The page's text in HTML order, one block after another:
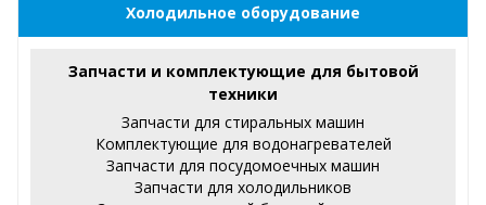
Холодильное оборудование
Запчасти и комплектующие для бытовой
техники
Запчасти для стиральных машин
Комплектующие для водонагревателей
Запчасти для посудомоечных машин
Запчасти для холодильников